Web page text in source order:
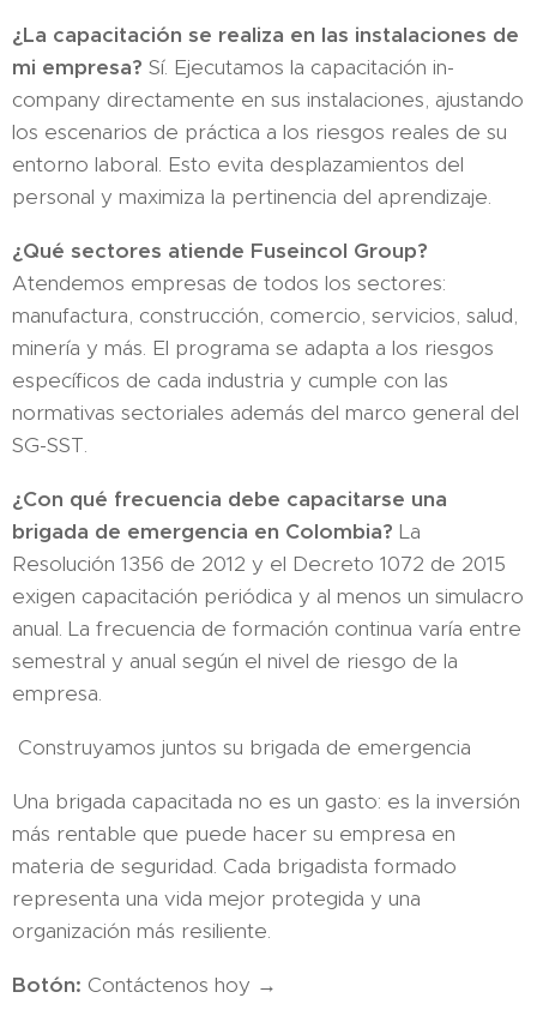
¿La capacitación se realiza en las instalaciones de
mi empresa? Sí. Ejecutamos la capacitación in-
company directamente en sus instalaciones, ajustando
los escenarios de práctica a los riesgos reales de su
entorno laboral. Esto evita desplazamientos del
personal y maximiza la pertinencia del aprendizaje.
¿Qué sectores atiende Fuseincol Group?
Atendemos empresas de todos los sectores:
manufactura, construcción, comercio, servicios, salud,
minería y más. El programa se adapta a los riesgos
específicos de cada industria y cumple con las
normativas sectoriales además del marco general del
SG-SST.
¿Con qué frecuencia debe capacitarse una
brigada de emergencia en Colombia? La
Resolución 1356 de 2012 y el Decreto 1072 de 2015
exigen capacitación periódica y al menos un simulacro
anual. La frecuencia de formación continua varía entre
semestral y anual según el nivel de riesgo de la
empresa.
Construyamos juntos su brigada de emergencia
Una brigada capacitada no es un gasto: es la inversión
más rentable que puede hacer su empresa en
materia de seguridad. Cada brigadista formado
representa una vida mejor protegida y una
organización más resiliente.
Botón: Contáctenos hoy →